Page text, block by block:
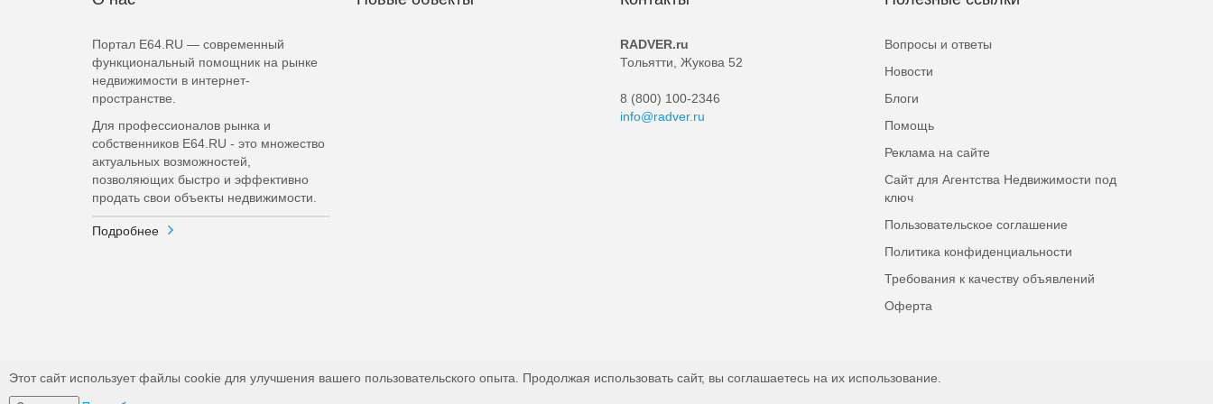
Портал E64.RU — современный
функциональный помощник на рынке
недвижимости в интернет-
пространстве.
Для профессионалов рынка и
собственников E64.RU - это множество
актуальных возможностей,
позволяющих быстро и эффективно
продать свои объекты недвижимости.
Подробнее
RADVER.ru
Тольятти, Жукова 52
8 (800) 100-2346
info@radver.ru
Вопросы и ответы
Новости
Блоги
Помощь
Реклама на сайте
Сайт для Агентства Недвижимости под
ключ
Пользовательское соглашение
Политика конфиденциальности
Требования к качеству объявлений
Оферта
Этот сайт использует файлы cookie для улучшения вашего пользовательского опыта. Продолжая использовать сайт, вы соглашаетесь на их использование.